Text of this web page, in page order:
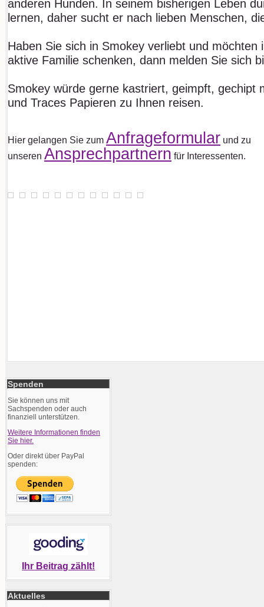
anderen Hunden. In seinem bisherigen Leben
lernen, daher sucht er nach lieben Menschen,
Haben Sie sich in Smokey verliebt und möchten
aktive Familie schenken, dann melden Sie sich
Smokey würde gerne kastriert, geimpft, gechipt
und Traces Papieren zu Ihnen reisen.
Hier gelangen Sie zum Anfrageformular und zu
unseren Ansprechpartnern für Interessenten.
Spenden
Sie können uns mit
Sachspenden oder auch
finanziell unterstützen.
Weitere Informationen finden
Sie hier.
Oder direkt über PayPal
spenden:
Ihr Beitrag zählt!
Aktuelles